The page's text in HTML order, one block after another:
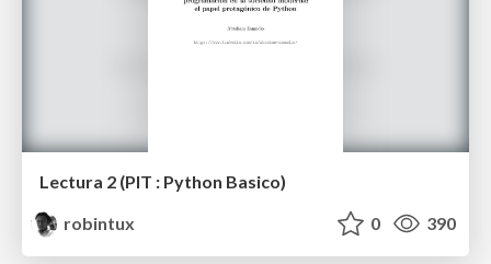
Lectura 2 (PIT : Python Basico)
robintux
0 390